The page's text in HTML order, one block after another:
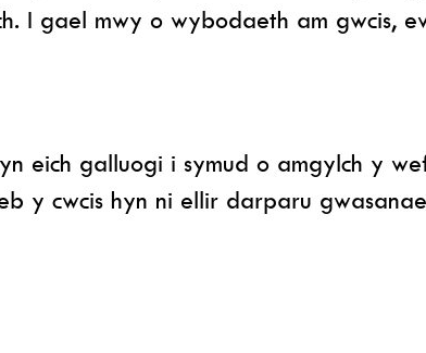
I gael mwy o wybodaeth am gwcis,
eich galluogi i symud o amgylch y
y cwcis hyn ni ellir darparu